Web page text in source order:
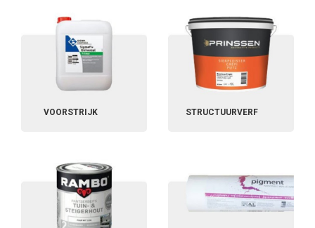
VOORSTRIJK STRUCTUURVERF